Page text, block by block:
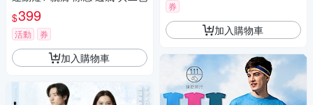
$399
活動 券
加入購物車
券
加入購物車